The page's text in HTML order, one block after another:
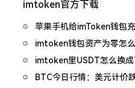
imtoken官方下载
苹果手机给imToken钱包
imtoken钱包资产为零怎
imtoken里USDT怎么换成
波场币
BTC今日行情：美元计价